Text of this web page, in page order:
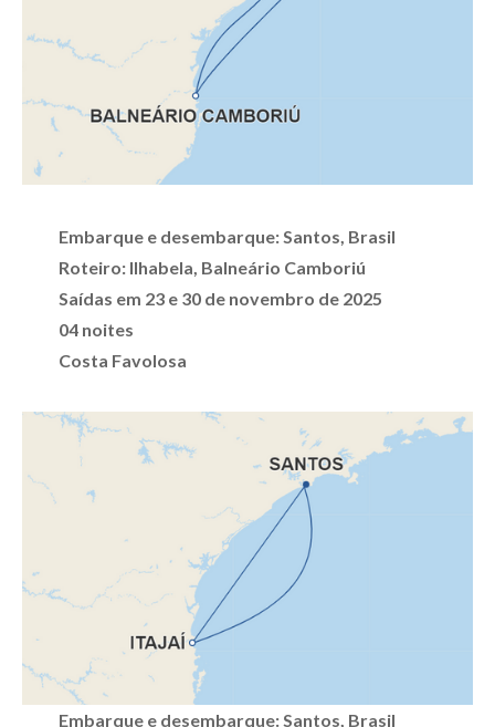
Embarque e desembarque: Santos, Brasil
Roteiro: Ilhabela, Balneário Camboriú
Saídas em 23 e 30 de novembro de 2025
04 noites
Costa Favolosa
Embarque e desembarque: Santos, Brasil